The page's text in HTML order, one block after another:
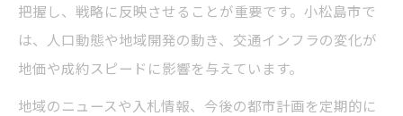
把握し、戦略に反映させることが重要です。小松島市で
は、人口動態や地域開発の動き、交通インフラの変化が
地価や成約スピードに影響を与えています。
地域のニュースや入札情報、今後の都市計画を定期的に